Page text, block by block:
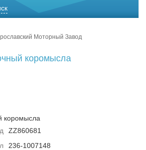
Моторный Завод
коромысла
коромысла
ZZ860681
236-1007148